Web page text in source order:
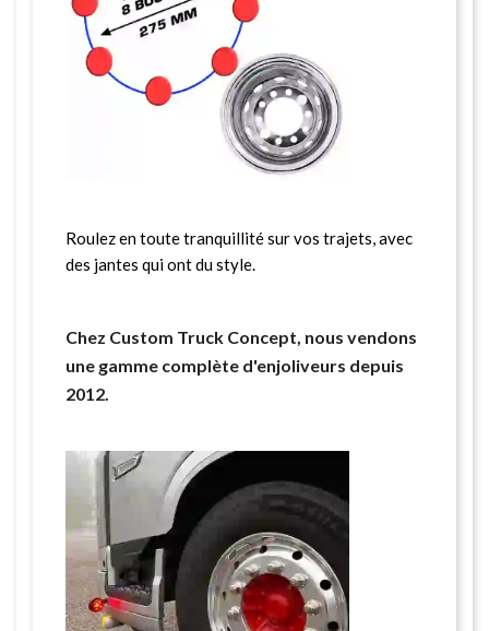
Roulez en toute tranquillité sur vos trajets, avec
des jantes qui ont du style.
Chez Custom Truck Concept, nous vendons
une gamme complète d'enjoliveurs depuis
2012.